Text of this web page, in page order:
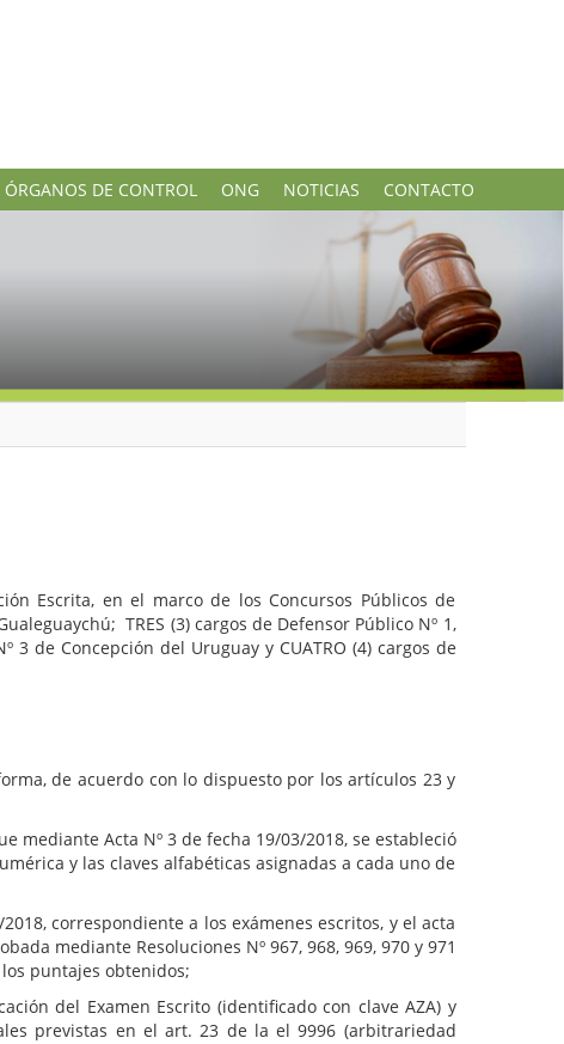
ÓRGANOS DE CONTROL ONG NOTICIAS CONTACTO
Escrita, en el marco de los Concursos Públicos de
TRES (3) cargos de Defensor Público Nº 1,
3 de Concepción del Uruguay y CUATRO (4) cargos de
de acuerdo con lo dispuesto por los artículos 23 y
Acta Nº 3 de fecha 19/03/2018, se estableció
y las claves alfabéticas asignadas a cada uno de
correspondiente a los exámenes escritos, y el acta
mediante Resoluciones Nº 967, 968, 969, 970 y 971
puntajes obtenidos;
del Examen Escrito (identificado con clave AZA) y
previstas en el art. 23 de la el 9996 (arbitrariedad